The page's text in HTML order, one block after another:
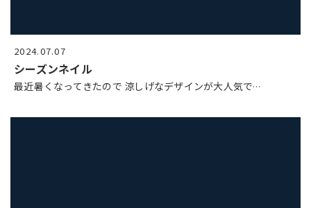
2024.07.07
シーズンネイル
最近暑くなってきたので 涼しげなデザインが大人気で…